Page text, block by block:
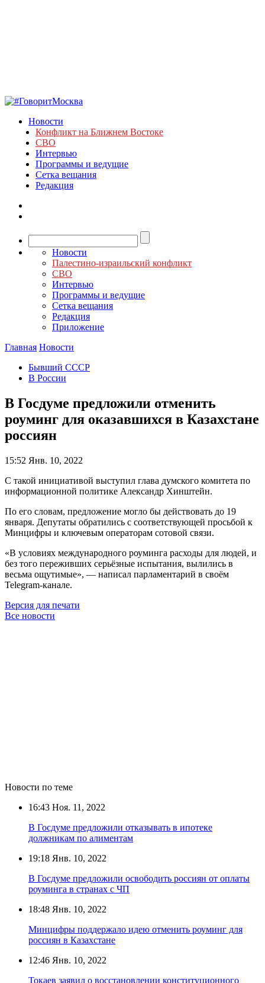
Новости
Конфликт на Ближнем Востоке
СВО
Интервью
Программы и ведущие
Сетка вещания
Редакция
Новости
Палестино-израильский конфликт
СВО
Интервью
Программы и ведущие
Сетка вещания
Редакция
Приложение
Главная Новости
Бывший СССР
В России
В Госдуме предложили отменить
роуминг для оказавшихся в Казахстане
россиян
15:52 Янв. 10, 2022
С такой инициативой выступил глава думского комитета по
информационной политике Александр Хинштейн.
По его словам, предложение могло бы действовать до 19
января. Депутаты обратились с соответствующей просьбой к
Минцифры и ключевым операторам сотовой связи.
«В условиях международного роуминга расходы для людей, и
без того переживших серьёзные испытания, вылились в
весьма ощутимые», — написал парламентарий в своём
Telegram-канале.
Версия для печати
Все новости
Новости по теме
16:43 Ноя. 11, 2022
В Госдуме предложили отказывать в ипотеке
должникам по алиментам
19:18 Янв. 10, 2022
В Госдуме предложили освободить россиян от оплаты
роуминга в странах с ЧП
18:48 Янв. 10, 2022
Минцифры поддержало идею отменить роуминг для
россиян в Казахстане
12:46 Янв. 10, 2022
Токаев заявил о восстановлении конституционного